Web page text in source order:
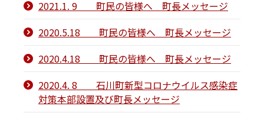
2021.1. 9 町民の皆様へ 町長メッセージ
2020.5.18 町民の皆様へ 町長メッセージ
2020.4.18 町民の皆様へ 町長メッセージ
2020.4. 8 石川町新型コロナウイルス感染症
対策本部設置及び町長メッセージ